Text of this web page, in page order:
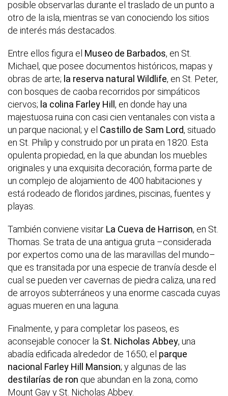
posible observarlas durante el traslado de un punto a
otro de la isla, mientras se van conociendo los sitios
de interés más destacados.
Entre ellos figura el Museo de Barbados, en St.
Michael, que posee documentos históricos, mapas y
obras de arte; la reserva natural Wildlife, en St. Peter,
con bosques de caoba recorridos por simpáticos
ciervos; la colina Farley Hill , en donde hay una
majestuosa ruina con casi cien ventanales con vista a
un parque nacional; y el Castillo de Sam Lord, situado
en St. Philip y construido por un pirata en 1820. Esta
opulenta propiedad, en la que abundan los muebles
originales y una exquisita decoración, forma parte de
un complejo de alojamiento de 400 habitaciones y
está rodeado de floridos jardines, piscinas, fuentes y
playas.
También conviene visitar La Cueva de Harrison, en St.
Thomas. Se trata de una antigua gruta –considerada
por expertos como una de las maravillas del mundo–
que es transitada por una especie de tranvía desde el
cual se pueden ver cavernas de piedra caliza, una red
de arroyos subterráneos y una enorme cascada cuyas
aguas mueren en una laguna.
Finalmente, y para completar los paseos, es
aconsejable conocer la St. Nicholas Abbey, una
abadía edificada alrededor de 1650; el parque
nacional Farley Hill Mansion; y algunas de las
destilarías de ron que abundan en la zona, como
Mount Gay y St. Nicholas Abbey.